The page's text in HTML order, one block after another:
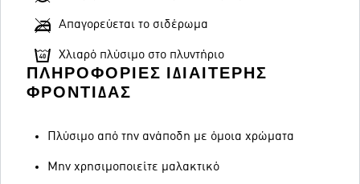
Απαγορεύεται το σιδέρωμα
Χλιαρό πλύσιμο στο πλυντήριο
ΠΛΗΡΟΦΟΡΊΕΣ ΙΔΙΑΊΤΕΡΗΣ
ΦΡΟΝΤΊΔΑΣ
Πλύσιμο από την ανάποδη με όμοια χρώματα
Μην χρησιμοποιείτε μαλακτικό